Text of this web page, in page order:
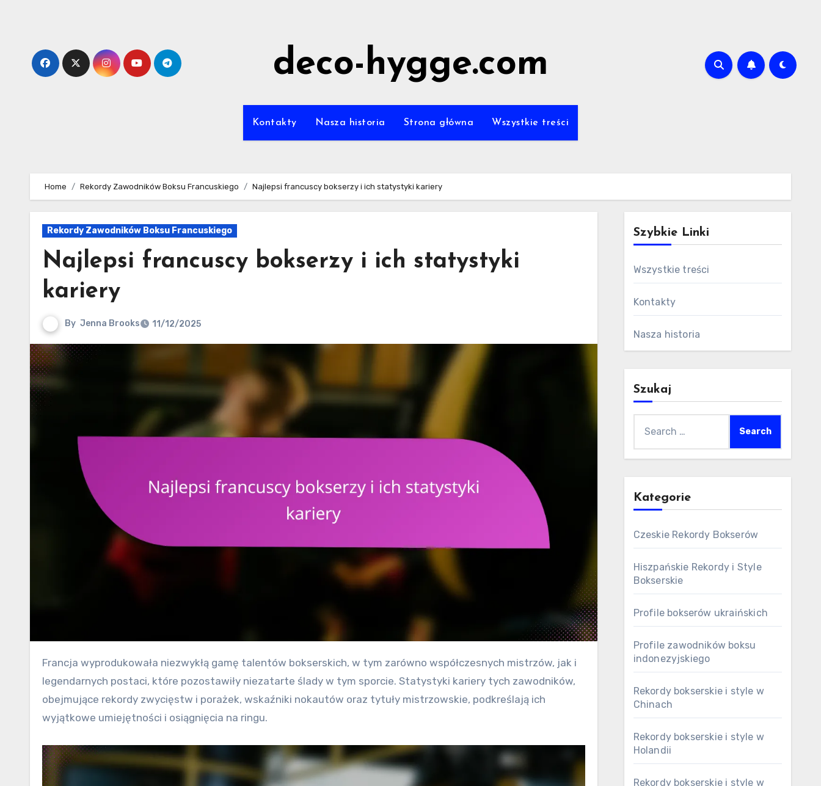
deco-hygge.com
Kontakty Nasza historia Strona główna Wszystkie treści
Home Rekordy Zawodników Boksu Francuskiego Najlepsi francuscy bokserzy i ich statystyki kariery
Rekordy Zawodników Boksu Francuskiego
Najlepsi francuscy bokserzy i ich statystyki
kariery
By Jenna Brooks 11/12/2025
Francja wyprodukowała niezwykłą gamę talentów bokserskich, w tym zarówno współczesnych mistrzów, jak i
legendarnych postaci, które pozostawiły niezatarte ślady w tym sporcie. Statystyki kariery tych zawodników,
obejmujące rekordy zwycięstw i porażek, wskaźniki nokautów oraz tytuły mistrzowskie, podkreślają ich
wyjątkowe umiejętności i osiągnięcia na ringu.
Szybkie Linki
Wszystkie treści
Kontakty
Nasza historia
Szukaj
for:
Kategorie
Czeskie Rekordy Bokserów
Hiszpańskie Rekordy i Style
Bokserskie
Profile bokserów ukraińskich
Profile zawodników boksu
indonezyjskiego
Rekordy bokserskie i style w
Chinach
Rekordy bokserskie i style w
Holandii
Rekordy bokserskie i style w